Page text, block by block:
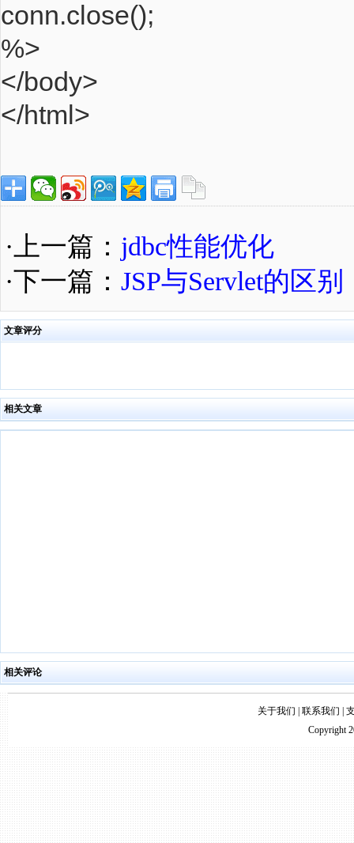
conn.close();
%>
</body>
</html>
·上一篇： jdbc性能优化
·下一篇： JSP与Servlet的区别
文章评分
相关文章
相关评论
关于我们 联系我们
Copyright